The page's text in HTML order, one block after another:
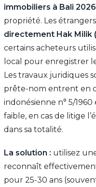
immobiliers à Bali 2026
propriété. Les étrangers
directement Hak Milik
certains acheteurs
local pour enregistrer
Les travaux juridiques
prête-nom entrent en
indonésienne n° 5/
faible, en cas de litige
dans sa totalité.
La solution : utilisez
reconnaît
pour 25-30 ans